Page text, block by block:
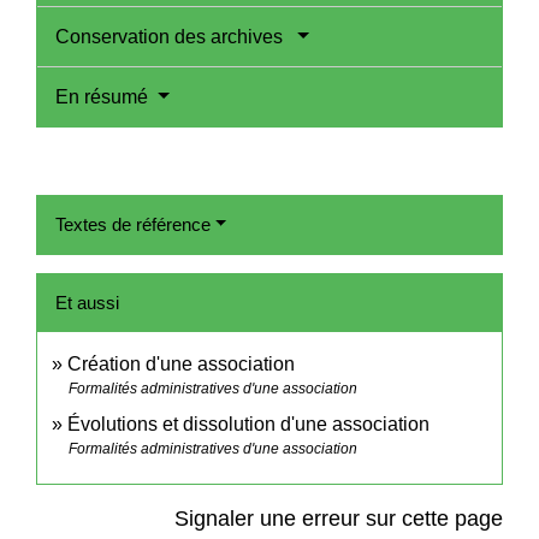
Conservation des archives
En résumé
Textes de référence
Et aussi
Création d'une association
Formalités administratives d'une association
Évolutions et dissolution d'une association
Formalités administratives d'une association
Signaler une erreur sur cette page